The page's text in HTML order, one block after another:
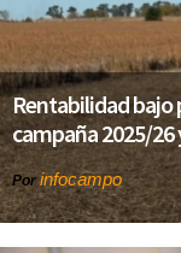
Rentabilidad bajo
campaña 2025/
Por infocampo